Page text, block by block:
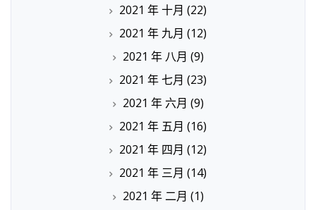
2021 年 十月 (22)
2021 年 九月 (12)
2021 年 八月 (9)
2021 年 七月 (23)
2021 年 六月 (9)
2021 年 五月 (16)
2021 年 四月 (12)
2021 年 三月 (14)
2021 年 二月 (1)